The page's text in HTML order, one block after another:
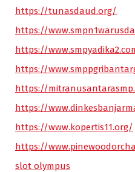
https://tunasdaud.org/
https://
https://
https://
https://
https://
https://www.kopertis11.org/
https://
slot olympus